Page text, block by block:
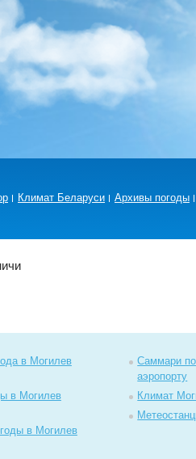
Климат Беларуси Архивы погоды
в Могилев
в Могилев
в Могилев
Саммари
аэропорту
Климат